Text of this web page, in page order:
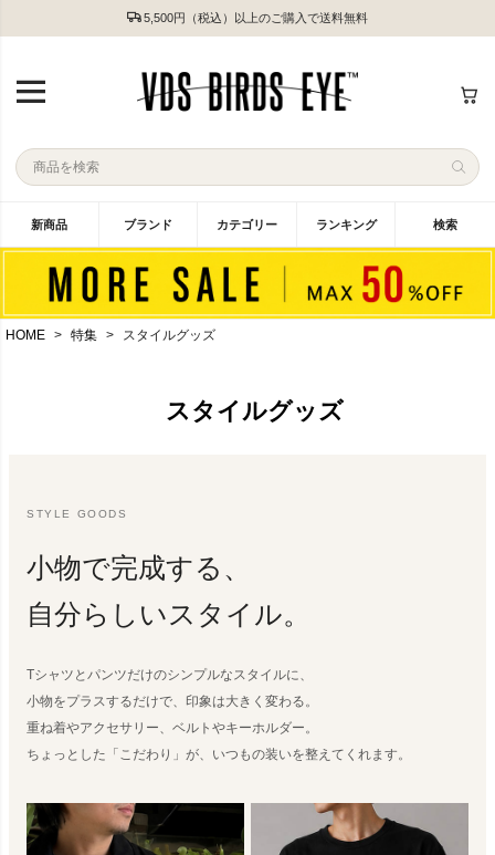
5,500円（税込）以上のご購入で送料無料
新商品 ブランド カテゴリー ランキング 検索
HOME 特集 スタイルグッズ
スタイルグッズ
STYLE GOODS
小物で完成する、
自分らしいスタイル。
Tシャツとパンツだけのシンプルなスタイルに、
小物をプラスするだけで、印象は大きく変わる。
重ね着やアクセサリー、ベルトやキーホルダー。
ちょっとした「こだわり」が、いつもの装いを整えてくれます。